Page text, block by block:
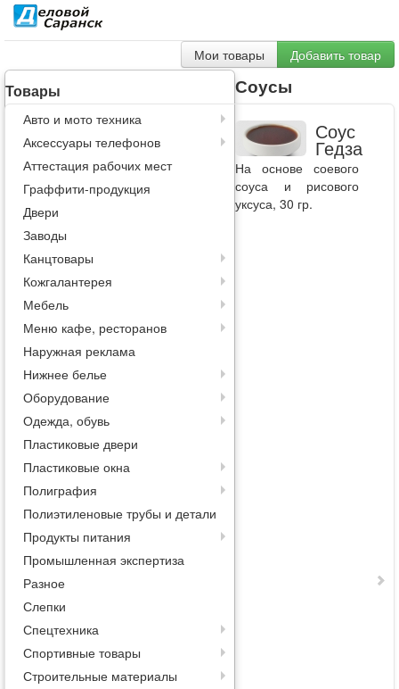
Мои товары Добавить товар
Товары
Авто и мото техника
Аксессуары телефонов
Аттестация рабочих мест
Граффити-продукция
Двери
Заводы
Канцтовары
Кожгалантерея
Мебель
Меню кафе, ресторанов
Наружная реклама
Нижнее белье
Оборудование
Одежда, обувь
Пластиковые двери
Пластиковые окна
Полиграфия
Полиэтиленовые трубы и детали
Продукты питания
Промышленная экспертиза
Разное
Слепки
Спецтехника
Спортивные товары
Строительные материалы
Соусы
Соус
Гедза
На основе соевого
соуса и рисового
уксуса, 30 гр.